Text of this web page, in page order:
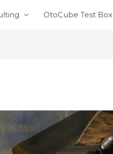
OtoCube Test Box